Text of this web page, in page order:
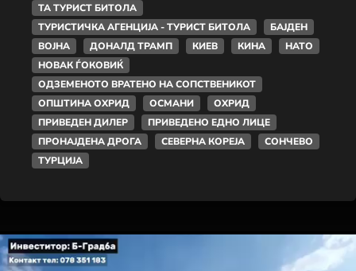
ТА ТУРИСТ БИТОЛА
ТУРИСТИЧКА АГЕНЦИЈА - ТУРИСТ БИТОЛА
БАЈДЕН
ВОЈНА
ДОНАЛД ТРАМП КИЕВ КИНА
НАТО
НОВАК ЃОКОВИЌ
ОДЗЕМЕНОТО ВРАТЕНО НА СОПСТВЕНИКОТ
ОПШТИНА ОХРИД
ОСМАНИ
ОХРИД
ПРИВЕДЕН ДИЛЕР
ПРИВЕДЕНО ЕДНО ЛИЦЕ
ПРОНАЈДЕНА ДРОГА
СЕВЕРНА КОРЕЈА
СОНЧЕВО
ТУРЦИЈА